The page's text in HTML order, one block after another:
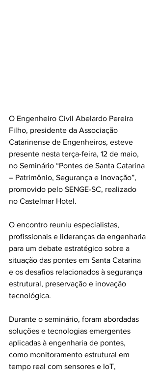
O Engenheiro Civil Abelardo Pereira
Filho, presidente da Associação
Catarinense de Engenheiros, esteve
presente nesta terça-feira, 12 de maio,
no Seminário “Pontes de Santa Catarina
– Patrimônio, Segurança e Inovação”,
promovido pelo SENGE-SC, realizado
no Castelmar Hotel.
O encontro reuniu especialistas,
profissionais e lideranças da engenharia
para um debate estratégico sobre a
situação das pontes em Santa Catarina
e os desafios relacionados à segurança
estrutural, preservação e inovação
tecnológica.
Durante o seminário, foram abordadas
soluções e tecnologias emergentes
aplicadas à engenharia de pontes,
como monitoramento estrutural em
tempo real com sensores e IoT,